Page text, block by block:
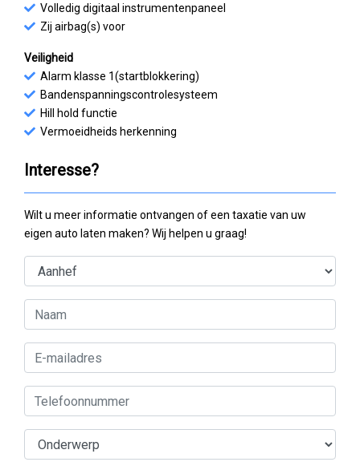
Volledig digitaal instrumentenpaneel
Zij airbag(s) voor
Veiligheid
Alarm klasse 1(startblokkering)
Bandenspanningscontrolesysteem
Hill hold functie
Vermoeidheids herkenning
Interesse?
Wilt u meer informatie ontvangen of een taxatie van uw
eigen auto laten maken? Wij helpen u graag!